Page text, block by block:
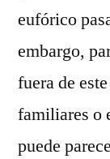
eufórico
embargo,
fuera de
familiares o
puede